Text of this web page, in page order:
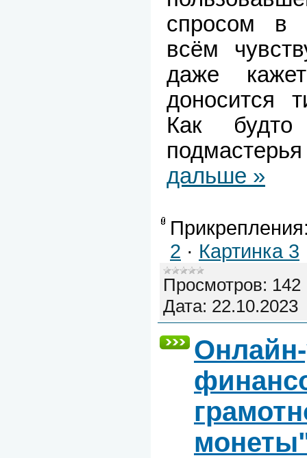
спросом в
всём
даже
доносится
Как
дальше »
2 · Картинка 3
Просмотров: 142
Дата: 22.10.2023